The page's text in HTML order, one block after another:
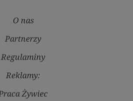
O nas
Partnerzy
Regulaminy
Reklamy:
Żywiec